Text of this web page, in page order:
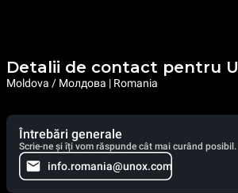
Detalii de contact pentru
Moldova / Молдова | Romania
Întrebări generale
Scrie-ne și îți vom răspunde cât mai curând posibil.
info.romania@unox.com